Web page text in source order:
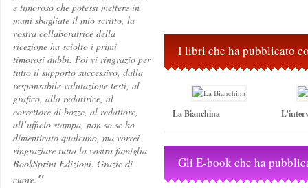
e timoroso che potessi mettere in
mani sbagliate il mio scritto, la
vostra collaboratrice della
ricezione ha sciolto i primi
timorosi dubbi. Poi vi ringrazio per
tutto il supporto successivo, dalla
responsabile valutazione testi, al
grafico, alla redattrice, al
correttore di bozze, al redattore,
all’ufficio stampa, non so se ho
dimenticato qualcuno, ma vorrei
ringraziare tutta la vostra famiglia
BookSprint Edizioni. Grazie di
cuore. "
I libri che ha pubblicato
La Bianchina
Gli E-book che ha